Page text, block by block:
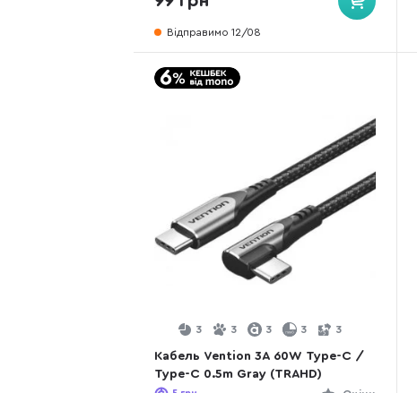
Відправимо 12/08
3 3 3 3 3
Кабель Vention 3A 60W Type-C /
Type-C 0.5m Gray (TRAHD)